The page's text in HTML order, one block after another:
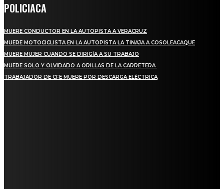
POLICIACA
MUERE CONDUCTOR EN LA AUTOPISTA A VERACRUZ
MUERE MOTOCICLISTA EN LA AUTOPISTA LA TINAJA A COSOLEACAQUE
MUERE MUJER CUANDO SE DIRIGÍA A SU TRABAJO
MUERE SOLO Y OLVIDADO A ORILLAS DE LA CARRETERA
TRABAJADOR DE CFE MUERE POR DESCARGA ELÉCTRICA